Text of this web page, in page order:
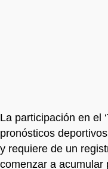
La participación en el
pronósticos
y requiere de un
comenzar a acumular